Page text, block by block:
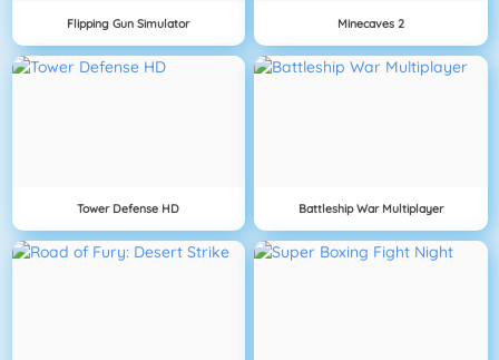
Flipping Gun Simulator Minecaves 2
Tower Defense HD Battleship War Multiplayer